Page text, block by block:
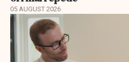
05 AUGUST 2026